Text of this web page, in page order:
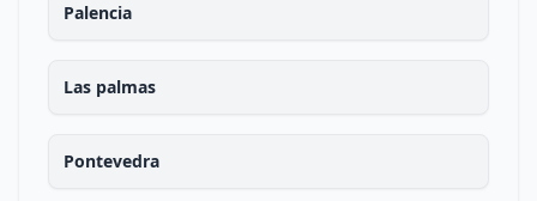
Palencia
Las palmas
Pontevedra